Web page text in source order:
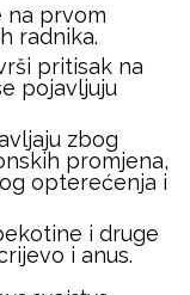
na prvom
radnika.
pritisak na
pojavljuju
zbog
promjena,
opterećenja i
i druge
i anus.